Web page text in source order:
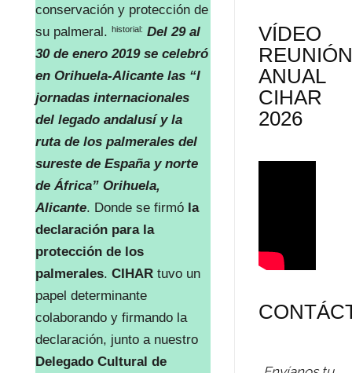
conservación y protección de
su palmeral. historial: Del 29 al
30 de enero 2019 se celebró
en Orihuela-Alicante las “I
jornadas internacionales
del legado andalusí y la
ruta de los palmerales del
sureste de España y norte
de África” Orihuela,
Alicante. Donde se firmó la
declaración para la
protección de los
palmerales. CIHAR tuvo un
papel determinante
colaborando y firmando la
declaración, junto a nuestro
Delegado Cultural de
VÍDEO
ANUAL
CIHAR
2026